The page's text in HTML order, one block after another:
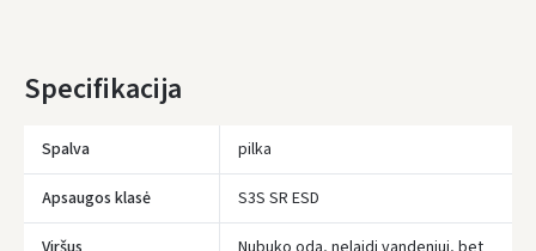
Specifikacija
Spalva pilka
Apsaugos klasė S3S SR ESD